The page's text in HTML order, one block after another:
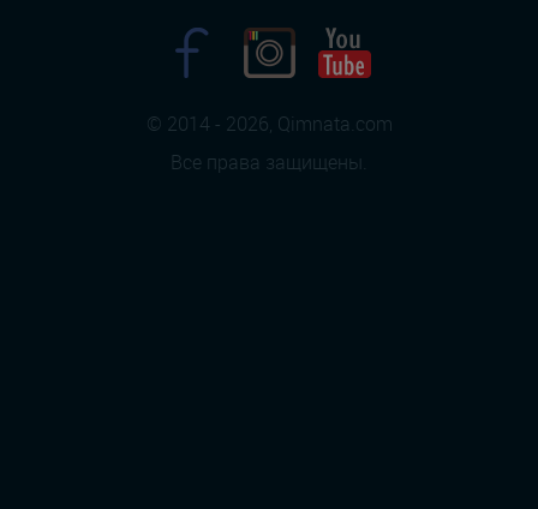
© 2014 - 2026, Qimnata.com
Все права защищены.